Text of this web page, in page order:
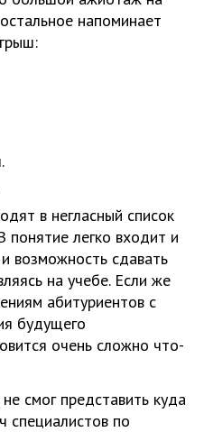
напоминает
в негласный список
понятие легко входит и
возможность сдавать
на учебе. Если же
абитуриентов с
будущего
очень сложно что-
смог представить куда
специалистов по